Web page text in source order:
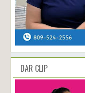
DAR CLIP